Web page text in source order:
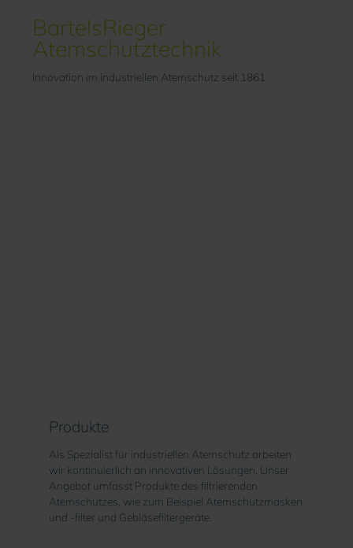
BartelsRieger
Atemschutztechnik
Innovation im industriellen Atemschutz seit 1861.
Produkte
Als Spezialist für industriellen Atemschutz arbeiten
wir kontinuierlich an innovativen Lösungen. Unser
Angebot umfasst Produkte des filtrierenden
Atemschutzes, wie zum Beispiel Atemschutzmasken
und -filter und Gebläsefiltergeräte.